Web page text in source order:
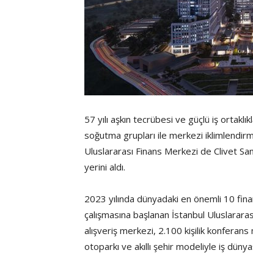
57 yılı aşkın tecrübesi ve güçlü iş
soğutma grupları ile merkezi
Uluslararası Finans Merkezi de Clivet
yerini aldı.
2023 yılında dünyadaki en önemli 10
çalışmasına başlanan İstanbul
alışveriş merkezi, 2.100 kişilik
otoparkı ve akıllı şehir modeliyle iş